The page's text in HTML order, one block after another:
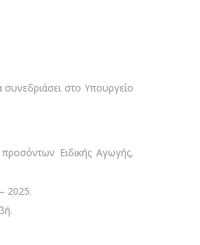
στο Υπουργείο
Ειδικής Αγωγής,
2025.